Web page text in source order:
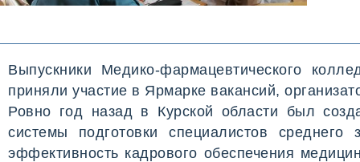
Выпускники Медико-фармацевтического
приняли участие в Ярмарке вакансий,
Ровно год назад в Курской области был
системы подготовки специалистов
эффективность кадрового обеспечения